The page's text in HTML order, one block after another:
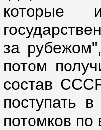
которые
за
потом
состав
поступать
потомков